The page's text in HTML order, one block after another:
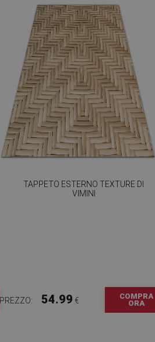
TAPPETO ESTERNO TEXTURE DI
VIMINI
PREZZO: 54.99 €
COMPRA
ORA